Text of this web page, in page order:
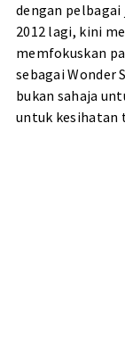
dengan
2012 lagi, kini
memfokuskan
sebagai Wonder
bukan sahaja
untuk kesihatan